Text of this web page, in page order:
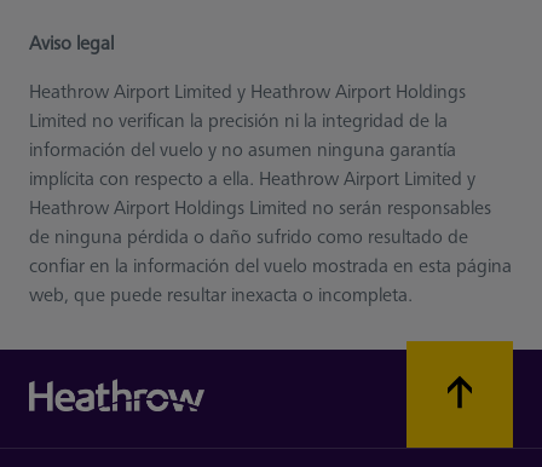
Aviso legal
Heathrow Airport Limited y Heathrow Airport Holdings
Limited no verifican la precisión ni la integridad de la
información del vuelo y no asumen ninguna garantía
implícita con respecto a ella. Heathrow Airport Limited y
Heathrow Airport Holdings Limited no serán responsables
de ninguna pérdida o daño sufrido como resultado de
confiar en la información del vuelo mostrada en esta página
web, que puede resultar inexacta o incompleta.